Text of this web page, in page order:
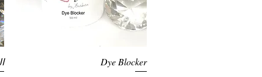
العرض السريعDye Blocker